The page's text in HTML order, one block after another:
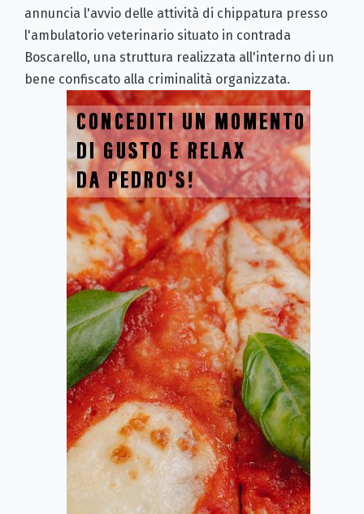
annuncia l'avvio delle attività di chippatura presso
l'ambulatorio veterinario situato in contrada
Boscarello, una struttura realizzata all'interno di un
bene confiscato alla criminalità organizzata.